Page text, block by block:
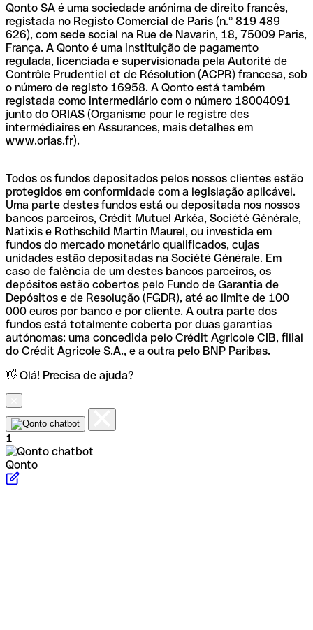
Qonto SA é uma sociedade anónima de direito francês,
registada no Registo Comercial de Paris (n.º 819 489
626), com sede social na Rue de Navarin, 18, 75009 Paris,
França. A Qonto é uma instituição de pagamento
regulada, licenciada e supervisionada pela Autorité de
Contrôle Prudentiel et de Résolution (ACPR) francesa, sob
o número de registo 16958. A Qonto está também
registada como intermediário com o número 18004091
junto do ORIAS (Organisme pour le registre des
intermédiaires en Assurances, mais detalhes em
www.orias.fr).
Todos os fundos depositados pelos nossos clientes estão
protegidos em conformidade com a legislação aplicável.
Uma parte destes fundos está ou depositada nos nossos
bancos parceiros, Crédit Mutuel Arkéa, Société Générale,
Natixis e Rothschild Martin Maurel, ou investida em
fundos do mercado monetário qualificados, cujas
unidades estão depositadas na Société Générale. Em
caso de falência de um destes bancos parceiros, os
depósitos estão cobertos pelo Fundo de Garantia de
Depósitos e de Resolução (FGDR), até ao limite de 100
000 euros por banco e por cliente. A outra parte dos
fundos está totalmente coberta por duas garantias
autónomas: uma concedida pelo Crédit Agricole CIB, filial
do Crédit Agricole S.A., e a outra pelo BNP Paribas.
👋 Olá! Precisa de ajuda?
1
Qonto